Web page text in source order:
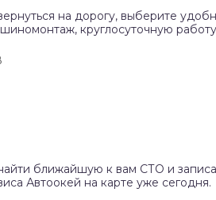
на дорогу, выберите
круглосуточную
ближайшую к вам СТО и
Автоокей на карте уже сегодня.